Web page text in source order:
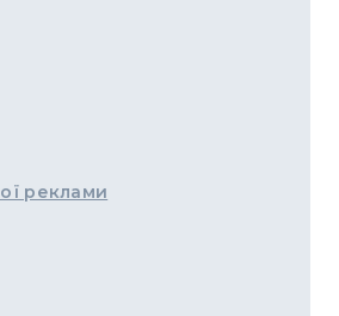
реклами